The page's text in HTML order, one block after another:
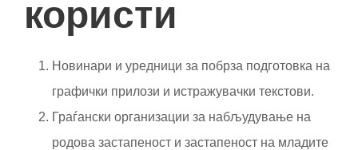
користи
Новинари и уредници за побрза подготовка на
графички прилози и истражувачки текстови.
Граѓански организации за набљудување на
родова застапеност и застапеност на младите